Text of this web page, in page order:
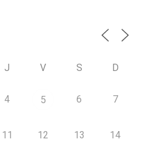
J V S D
4 5 6 7
11 12 13 14